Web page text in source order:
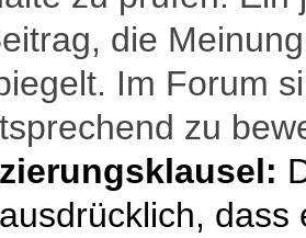
die
Im Forum
zu